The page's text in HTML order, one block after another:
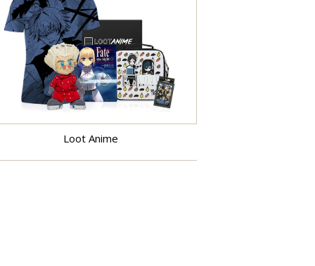
Learn More
Loot Anime